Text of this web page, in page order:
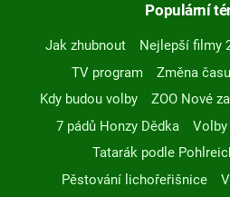
Populární
Jak zhubnout Nejlepší filmy
TV program
Změna času
Kdy budou volby
ZOO Nové
7 pádů Honzy Dědka
Volby
Tatarák podle
Pěstování lichořeřišnice